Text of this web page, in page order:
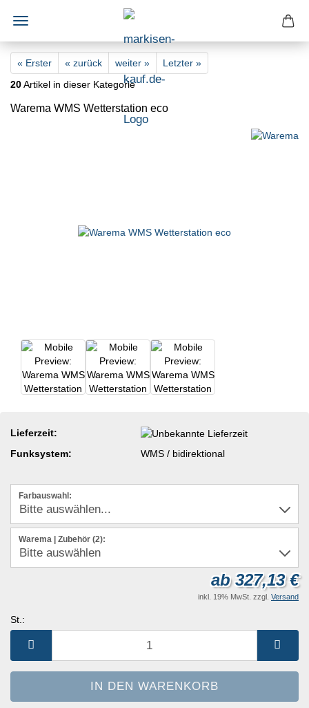
« Erster « zurück weiter »
Letzter »
20Artikel in dieser Kategorie
Warema WMS Wetterstation eco
Lieferzeit:
Funksystem:
WMS / bidirektional
Farbauswahl:
Warema | Zubehör (2):
ab 327,13 €
inkl. 19% MwSt. zzgl. Versand
St.: